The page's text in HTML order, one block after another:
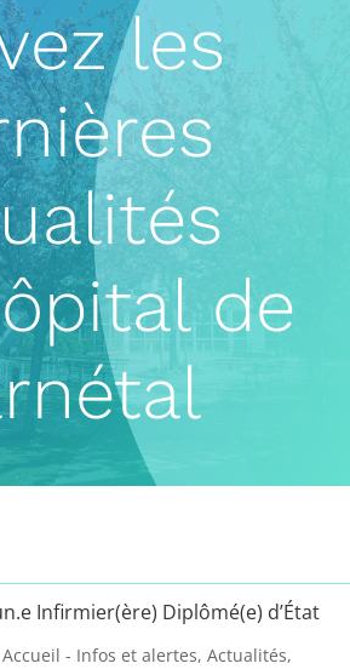
les
de
Infirmier(ère) Diplômé(e) d’État
Accueil - Infos et alertes, Actualités,